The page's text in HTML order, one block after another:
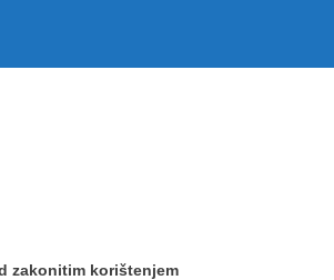
zakonitim korištenjem